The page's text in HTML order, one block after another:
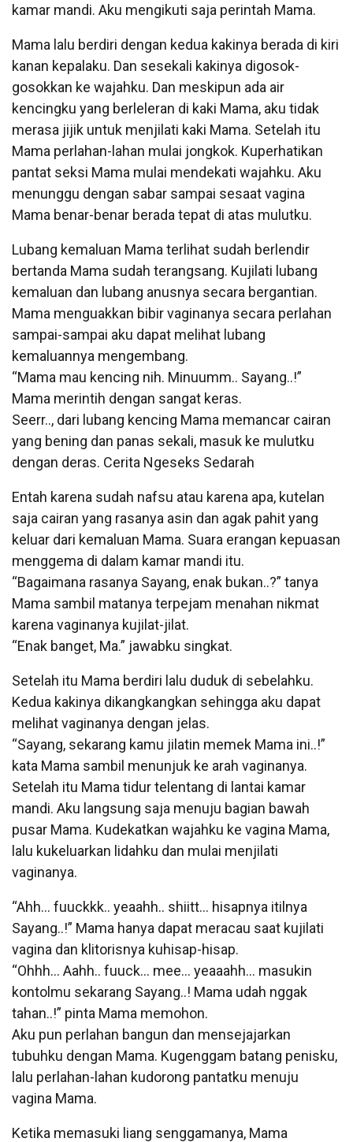
kamar mandi. Aku mengikuti saja perintah Mama.
Mama lalu berdiri dengan kedua kakinya berada di kiri
kanan kepalaku. Dan sesekali kakinya digosok-
gosokkan ke wajahku. Dan meskipun ada air
kencingku yang berleleran di kaki Mama, aku tidak
merasa jijik untuk menjilati kaki Mama. Setelah itu
Mama perlahan-lahan mulai jongkok. Kuperhatikan
pantat seksi Mama mulai mendekati wajahku. Aku
menunggu dengan sabar sampai sesaat vagina
Mama benar-benar berada tepat di atas mulutku.
Lubang kemaluan Mama terlihat sudah berlendir
bertanda Mama sudah terangsang. Kujilati lubang
kemaluan dan lubang anusnya secara bergantian.
Mama menguakkan bibir vaginanya secara perlahan
sampai-sampai aku dapat melihat lubang
kemaluannya mengembang.
“Mama mau kencing nih. Minuumm.. Sayang..!”
Mama merintih dengan sangat keras.
Seerr.., dari lubang kencing Mama memancar cairan
yang bening dan panas sekali, masuk ke mulutku
dengan deras. Cerita Ngeseks Sedarah
Entah karena sudah nafsu atau karena apa, kutelan
saja cairan yang rasanya asin dan agak pahit yang
keluar dari kemaluan Mama. Suara erangan kepuasan
menggema di dalam kamar mandi itu.
“Bagaimana rasanya Sayang, enak bukan..?” tanya
Mama sambil matanya terpejam menahan nikmat
karena vaginanya kujilat-jilat.
“Enak banget, Ma.” jawabku singkat.
Setelah itu Mama berdiri lalu duduk di sebelahku.
Kedua kakinya dikangkangkan sehingga aku dapat
melihat vaginanya dengan jelas.
“Sayang, sekarang kamu jilatin memek Mama ini..!”
kata Mama sambil menunjuk ke arah vaginanya.
Setelah itu Mama tidur telentang di lantai kamar
mandi. Aku langsung saja menuju bagian bawah
pusar Mama. Kudekatkan wajahku ke vagina Mama,
lalu kukeluarkan lidahku dan mulai menjilati
vaginanya.
“Ahh… fuuckkk.. yeaahh.. shiitt… hisapnya itilnya
Sayang..!” Mama hanya dapat meracau saat kujilati
vagina dan klitorisnya kuhisap-hisap.
“Ohhh… Aahh.. fuuck… mee… yeaaahh… masukin
kontolmu sekarang Sayang..! Mama udah nggak
tahan..!” pinta Mama memohon.
Aku pun perlahan bangun dan mensejajarkan
tubuhku dengan Mama. Kugenggam batang penisku,
lalu perlahan-lahan kudorong pantatku menuju
vagina Mama.
Ketika memasuki liang senggamanya, Mama